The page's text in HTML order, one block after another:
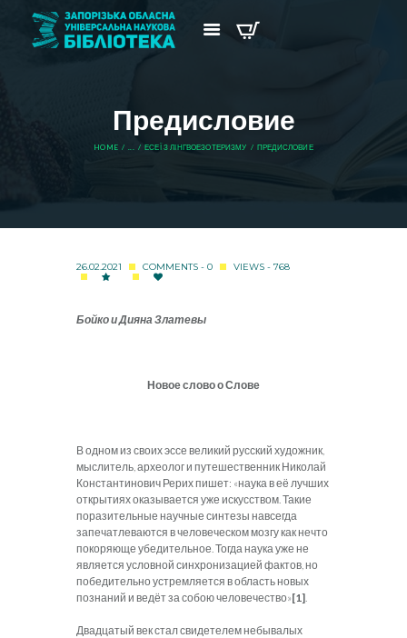
Предисловие
HOME ... ЕСЕЇ З ЛІНГВОЕЗОТЕРИЗМУ ПРЕДИСЛОВИЕ
26.02.2021 COMMENTS - 0 VIEWS - 768
Бойко и Дияна Златевы
Новое слово о Слове
В одном из своих эссе великий русский художник,
мыслитель, археолог и путешественник Николай
Константинович Рерих пишет: «наука в её лучших
открытиях оказывается уже искусством. Такие
поразительные научные синтезы навсегда
запечатлеваются в человеческом мозгу как нечто
покоряюще убедительное. Тогда наука уже не
является условной синхронизацией фактов, но
победительно устремляется в область новых
познаний и ведёт за собою человечество»[1]
Двадцатый век стал свидетелем небывалых